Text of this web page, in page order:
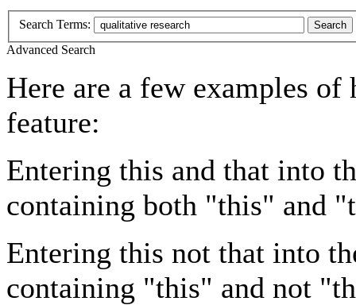
Search Terms: Search
Advanced Search
Here are a few examples of
feature:
Entering this and that into
containing both "this" and
Entering this not that into
containing "this" and not